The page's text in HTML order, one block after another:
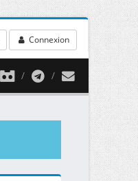
Connexion